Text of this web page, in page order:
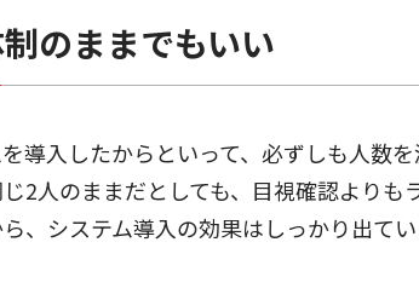
のままでもいい
導入したからといって、必ずしも人数
2人のままだとしても、目視確認より
、システム導入の効果はしっかり出てい